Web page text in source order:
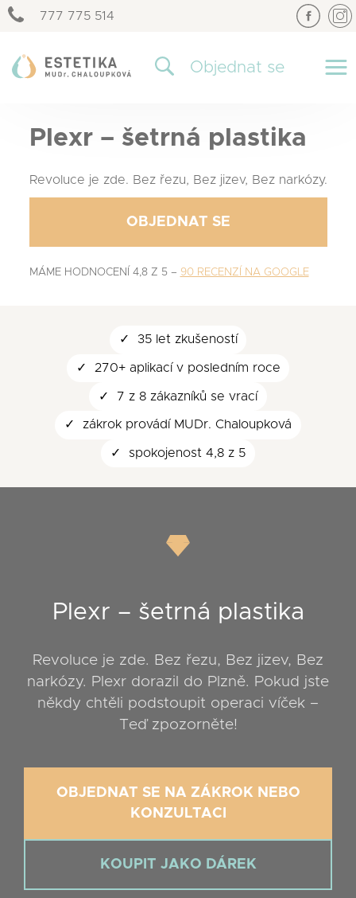
777 775 514
Objednat se
Plexr – šetrná plastika
Revoluce je zde. Bez řezu, Bez jizev, Bez narkózy.
OBJEDNAT SE
MÁME HODNOCENÍ 4,8 Z 5 – 90 RECENZÍ NA GOOGLE
35 let zkušeností
270+ aplikací v posledním roce
7 z 8 zákazníků se vrací
zákrok provádí MUDr. Chaloupková
spokojenost 4,8 z 5
Plexr – šetrná plastika
Revoluce je zde. Bez řezu, Bez jizev, Bez
narkózy. Plexr dorazil do Plzně. Pokud jste
někdy chtěli podstoupit operaci víček –
Teď zpozorněte!
OBJEDNAT SE NA ZÁKROK NEBO
KONZULTACI
KOUPIT JAKO DÁREK
×